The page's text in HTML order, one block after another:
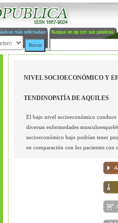
NIVEL SOCIOECONÓMICO Y
TENDINOPATÍA DE AQUILES
El bajo nivel socioeconómico
diversas enfermedades
socioeconómico bajo podrían tener
en comparación con los pacientes